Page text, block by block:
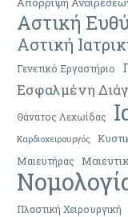
Αστική
Αστική
Γενετικό Εργαστήριο
Εσφαλμένη
Θάνατος Λεχωίδας
Καρδιοχειρουργός
Μαιευτήρας
Πλαστική Χειρουργική